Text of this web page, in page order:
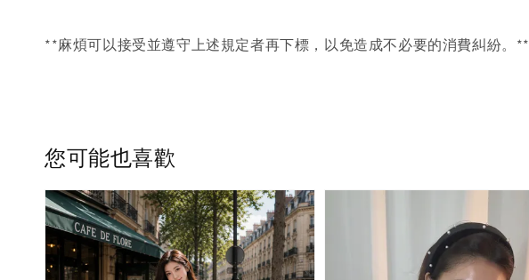
**麻煩可以接受並遵守上述規定者再下標，以免造成不必要的消費糾紛。**
您可能也喜歡